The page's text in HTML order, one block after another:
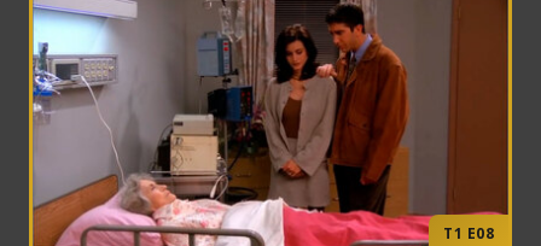
T1 E08